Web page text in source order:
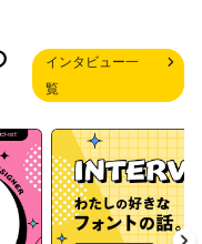
インタビュー一
覧